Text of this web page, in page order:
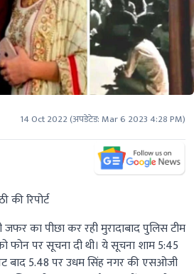
14 Oct 2022(अपडेटेड:Mar 6 2023 4:28 PM)
की रिपोर्ट
जफर का पीछा कर रही मुरादाबाद पुलिस टीम
फोन पर सूचना दी थी। ये सूचना शाम 5:45
बाद 5.48 पर उधम सिंह नगर की एसओजी